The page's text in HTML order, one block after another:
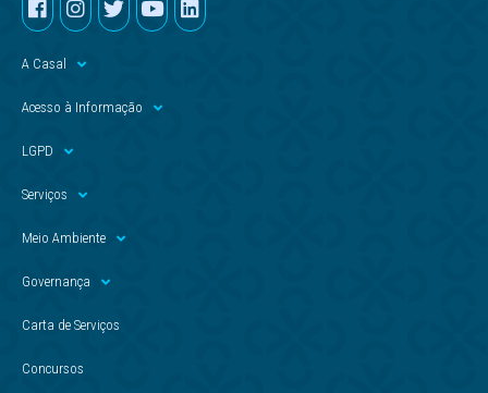
A Casal
Acesso à Informação
LGPD
Serviços
Meio Ambiente
Governança
Carta de Serviços
Concursos